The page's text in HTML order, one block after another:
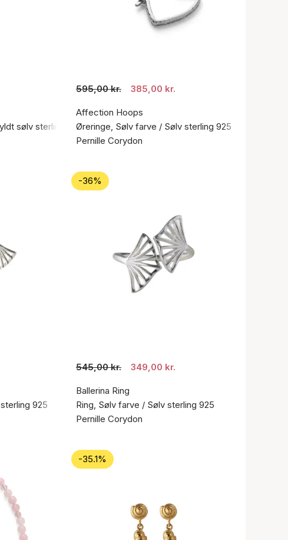
sølv sterling 925
595,00 kr. 385,00 kr.
Affection Hoops
Øreringe, Sølv farve / Sølv sterling 925
Pernille Corydon
925
-36%
545,00 kr. 349,00 kr.
Ballerina Ring
Ring, Sølv farve / Sølv sterling 925
Pernille Corydon
-35.1%